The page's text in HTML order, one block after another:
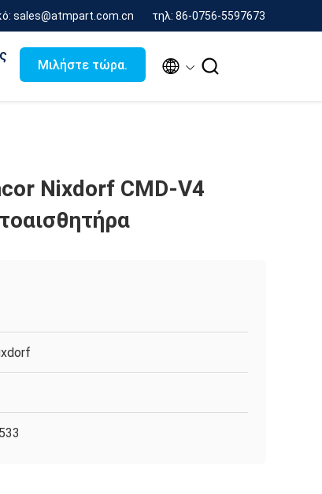
sales@atmpart.com.cn τηλ: 86-0756-5597673
Μιλήστε τώρα.  
Nixdorf CMD-V4